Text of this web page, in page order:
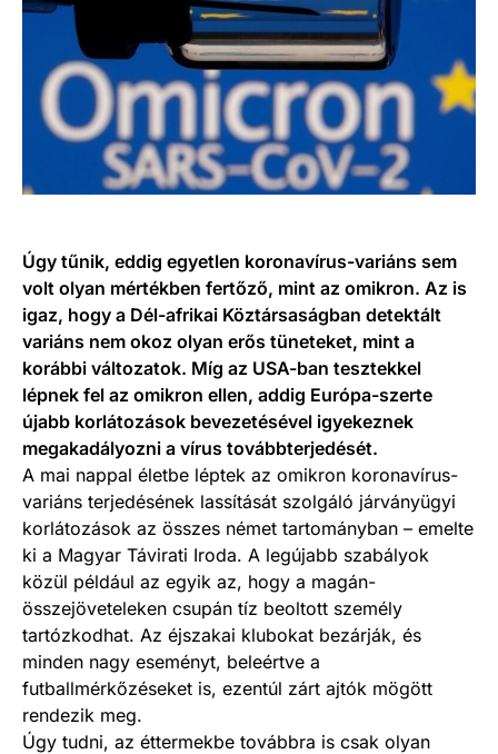
Úgy tűnik, eddig egyetlen koronavírus-variáns sem
volt olyan mértékben fertőző, mint az omikron. Az is
igaz, hogy a Dél-afrikai Köztársaságban detektált
variáns nem okoz olyan erős tüneteket, mint a
korábbi változatok. Míg az USA-ban tesztekkel
lépnek fel az omikron ellen, addig Európa-szerte
újabb korlátozások bevezetésével igyekeznek
megakadályozni a vírus továbbterjedését.
A mai nappal életbe léptek az omikron koronavírus-
variáns terjedésének lassítását szolgáló járványügyi
korlátozások az összes német tartományban – emelte
ki a Magyar Távirati Iroda. A legújabb szabályok
közül például az egyik az, hogy a magán-
összejöveteleken csupán tíz beoltott személy
tartózkodhat. Az éjszakai klubokat bezárják, és
minden nagy eseményt, beleértve a
futballmérkőzéseket is, ezentúl zárt ajtók mögött
rendezik meg.
Úgy tudni, az éttermekbe továbbra is csak olyan